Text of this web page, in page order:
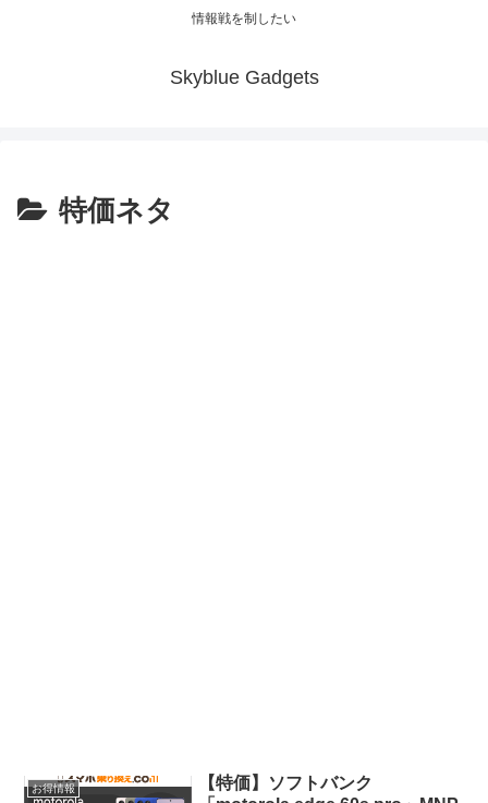
情報戦を制したい
Skyblue Gadgets
特価ネタ
お得情報
【特価】ソフトバンク